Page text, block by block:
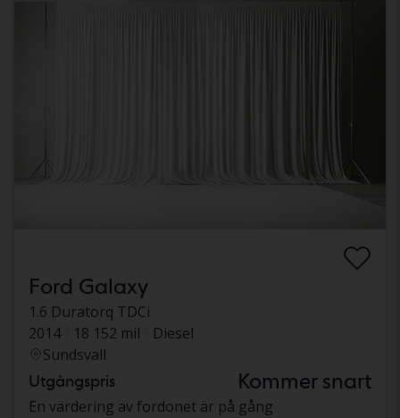
Ford Galaxy
1.6 Duratorq TDCi
2014
18 152 mil
Diesel
Sundsvall
Utgångspris Kommer snart
En värdering av fordonet är på gång